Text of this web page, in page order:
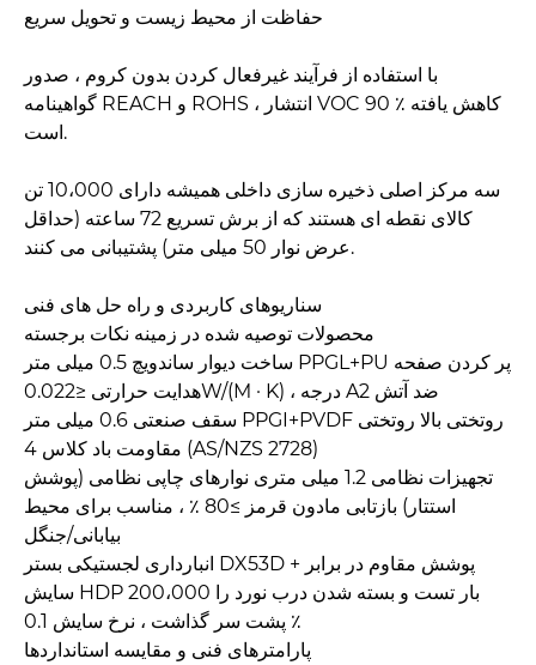
حفاظت از محیط زیست و تحویل سریع
با استفاده از فرآیند غیرفعال کردن بدون کروم ، صدور
گواهینامه REACH و ROHS ، انتشار VOC 90 ٪ کاهش یافته
است.
سه مرکز اصلی ذخیره سازی داخلی همیشه دارای 10،000 تن
کالای نقطه ای هستند که از برش تسریع 72 ساعته (حداقل
عرض نوار 50 میلی متر) پشتیبانی می کنند.
سناریوهای کاربردی و راه حل های فنی
محصولات توصیه شده در زمینه نکات برجسته
ساخت دیوار ساندویچ 0.5 میلی متر PPGL+PU پر کردن صفحه
هدایت حرارتی ≤0.022W/(M · K) ، درجه A2 ضد آتش
سقف صنعتی 0.6 میلی متر PPGI+PVDF روتختی بالا روتختی
مقاومت باد کلاس 4 (AS/NZS 2728)
تجهیزات نظامی 1.2 میلی متری نوارهای چاپی نظامی (پوشش
استتار) بازتابی مادون قرمز ≥80 ٪ ، مناسب برای محیط
بیابانی/جنگل
انبارداری لجستیکی بستر DX53D + پوشش مقاوم در برابر
سایش HDP 200،000 بار تست و بسته شدن درب نورد را
پشت سر گذاشت ، نرخ سایش 0.1 ٪
پارامترهای فنی و مقایسه استانداردها